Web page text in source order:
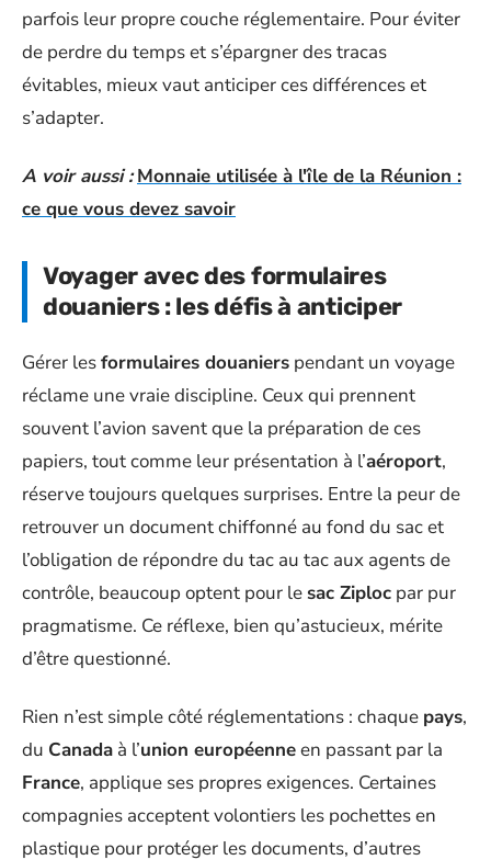
parfois leur propre couche réglementaire. Pour éviter
de perdre du temps et s’épargner des tracas
évitables, mieux vaut anticiper ces différences et
s’adapter.
A voir aussi : Monnaie utilisée à l'île de la Réunion :
ce que vous devez savoir
Voyager avec des formulaires
douaniers : les défis à anticiper
Gérer lesformulaires douaniers pendant un voyage
réclame une vraie discipline. Ceux qui prennent
souvent l’avion savent que la préparation de ces
papiers, tout comme leur présentation à l’aéroport,
réserve toujours quelques surprises. Entre la peur de
retrouver un document chiffonné au fond du sac et
l’obligation de répondre du tac au tac aux agents de
contrôle, beaucoup optent pour le sac Ziploc par pur
pragmatisme. Ce réflexe, bien qu’astucieux, mérite
d’être questionné.
Rien n’est simple côté réglementations : chaque pays,
du Canada à l’union européenneen passant par la
France, applique ses propres exigences. Certaines
compagnies acceptent volontiers les pochettes en
plastique pour protéger les documents, d’autres